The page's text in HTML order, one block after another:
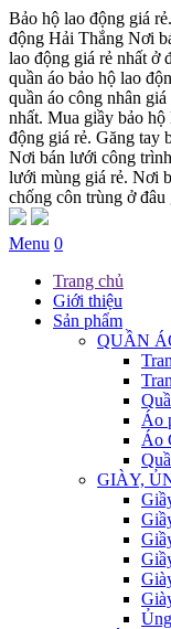
Bảo hộ lao động giá
động Hải Thắng Nơi
lao động giá rẻ nhất ở
quần áo bảo hộ lao
quần áo công nhân
nhất. Mua giầy bảo
động giá rẻ. Găng tay
Nơi bán lưới công
lưới mùng giá rẻ. Nơi
chống côn trùng ở đâu
Menu 0
Trang chủ
Giới thiệu
Sản phẩm
QUẦN
Áo
Áo
GIÀY,